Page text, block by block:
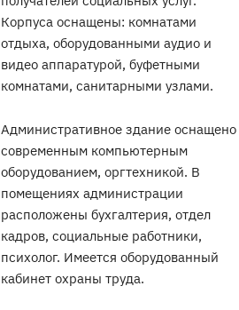
Корпуса оснащены: комнатами
отдыха, оборудованными аудио и
видео аппаратурой, буфетными
комнатами, санитарными узлами.
Административное здание оснащено
современным компьютерным
оборудованием, оргтехникой. В
помещениях администрации
расположены бухгалтерия, отдел
кадров, социальные работники,
психолог. Имеется оборудованный
кабинет охраны труда.